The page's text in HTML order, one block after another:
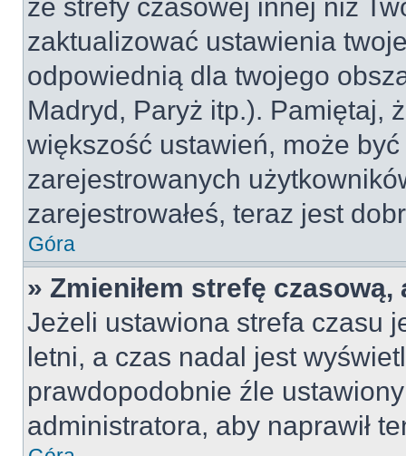
ze strefy czasowej innej niż
zaktualizować ustawienia
odpowiednią dla twojego
Madryd, Paryż itp.). Pamiętaj,
większość ustawień, może
zarejestrowanych
zarejestrowałeś, teraz jest
Góra
» Zmieniłem strefę
Jeżeli ustawiona strefa czasu
letni, a czas nadal jest
prawdopodobnie źle
administratora, aby naprawił